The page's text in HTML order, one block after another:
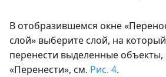
В отобразившемся окне
слой» выберите слой, на
перенести выделенные
«Перенести», см. Рис. 4.